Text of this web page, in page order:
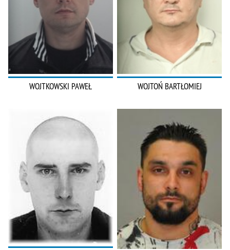
WOJTKOWSKI PAWEŁ WOJTOŃ BARTŁOMIEJ